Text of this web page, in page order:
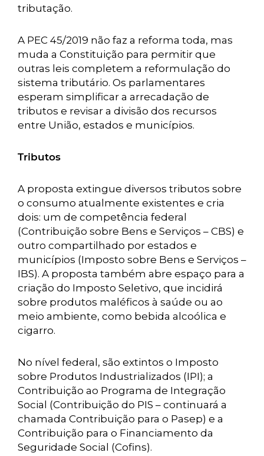
tributação.
A PEC 45/2019 não faz a reforma toda, mas
muda a Constituição para permitir que
outras leis completem a reformulação do
sistema tributário. Os parlamentares
esperam simplificar a arrecadação de
tributos e revisar a divisão dos recursos
entre União, estados e municípios.
Tributos
A proposta extingue diversos tributos sobre
o consumo atualmente existentes e cria
dois: um de competência federal
(Contribuição sobre Bens e Serviços – CBS) e
outro compartilhado por estados e
municípios (Imposto sobre Bens e Serviços –
IBS). A proposta também abre espaço para a
criação do Imposto Seletivo, que incidirá
sobre produtos maléficos à saúde ou ao
meio ambiente, como bebida alcoólica e
cigarro.
No nível federal, são extintos o Imposto
sobre Produtos Industrializados (IPI); a
Contribuição ao Programa de Integração
Social (Contribuição do PIS – continuará a
chamada Contribuição para o Pasep) e a
Contribuição para o Financiamento da
Seguridade Social (Cofins).